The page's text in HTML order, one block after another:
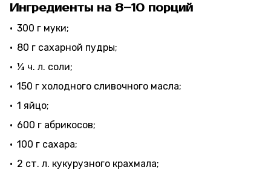
Ингредиенты на 8–10 порций
300 г муки;
80 г сахарной пудры;
¼ ч. л. соли;
150 г холодного сливочного масла;
1 яйцо;
600 г абрикосов;
100 г сахара;
2 ст. л. кукурузного крахмала;